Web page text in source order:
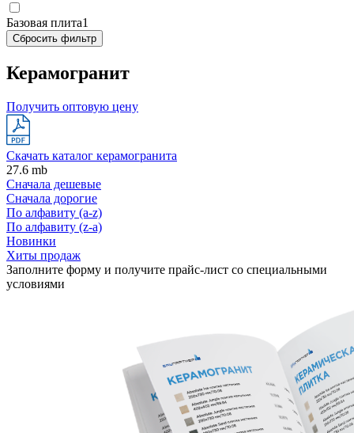
Базовая плита1
Сбросить фильтр
Керамогранит
Получить оптовую цену
Скачать каталог керамогранита
27.6 mb
Сначала дешевые
Сначала дорогие
По алфавиту (a-z)
По алфавиту (z-a)
Новинки
Хиты продаж
Заполните форму и получите прайс-лист со специальными
условиями